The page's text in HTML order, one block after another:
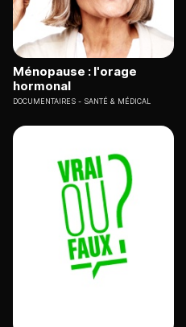
Ménopause : l'orage
hormonal
DOCUMENTAIRES SANTÉ & MÉDICAL